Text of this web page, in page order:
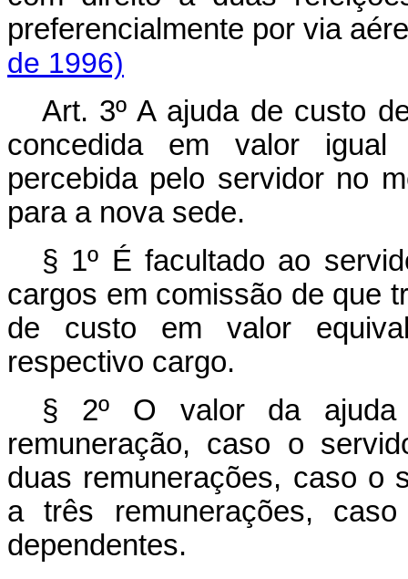
preferencialmente por via
de 1996)
Art. 3º A ajuda de custo
concedida em valor
percebida pelo servidor no
para a nova sede.
§ 1º É facultado ao
cargos em comissão de que
de custo em valor
respectivo cargo.
§ 2º O valor da ajuda
remuneração, caso o
duas remunerações, caso o
a três remunerações,
dependentes.